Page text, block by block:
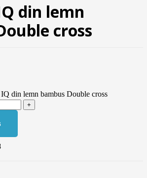
din lemn
cross
din lemn bambus Double cross